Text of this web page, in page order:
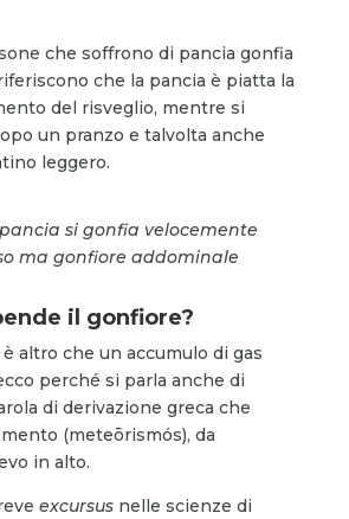
che soffrono di pancia gonfia
che la pancia è piatta la
del risveglio, mentre si
un pranzo e talvolta anche
leggero.
si gonfia velocemente
ma gonfiore addominale
il gonfiore?
altro che un accumulo di gas
perché si parla anche di
di derivazione greca che
(meteōrismós), da
in alto.
excursusnelle scienze di